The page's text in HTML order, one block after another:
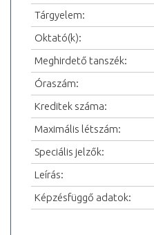
Tárgyelem:
Oktató(k):
Meghirdető tanszék:
Óraszám:
Kreditek száma:
Maximális létszám:
Speciális jelzők:
Leírás:
Képzésfüggő adatok: